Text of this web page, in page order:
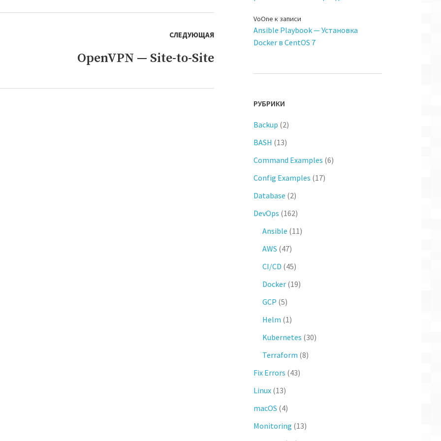
СЛЕДУЮЩАЯ
OpenVPN — Site-to-Site
VoOne к записи
Ansible Playbook — Установка
Docker в CentOS 7
РУБРИКИ
Backup (2)
BASH (13)
Command Examples (6)
Config Examples (17)
Database (2)
DevOps (162)
Ansible (11)
AWS (47)
CI/CD (45)
Docker(19)
GCP (5)
Helm (1)
Kubernetes (30)
Terraform (8)
Fix Errors (43)
Linux(13)
macOS (4)
Monitoring (13)